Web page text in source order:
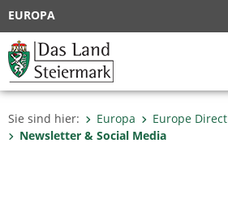
EUROPA
Sie sind hier: Europa
Europe Direct
Newsletter & Social Media